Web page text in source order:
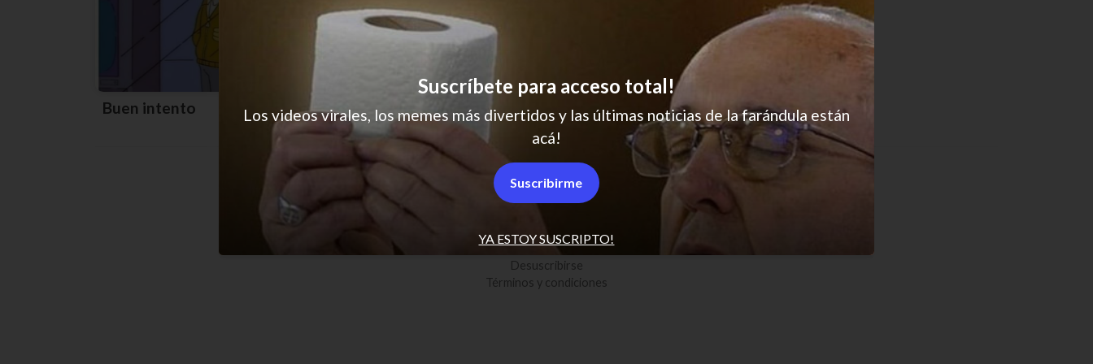
Buen intento
SCROLL PARA MÁS NOTICIAS
Políticas de Privacidad
Desuscribirse
Términos y condiciones
YA ESTOY SUSCRIPTO!
Suscríbete para acceso total!
Los videos virales, los memes más divertidos y las últimas noticias de la farándula están
acá!
Suscribirme